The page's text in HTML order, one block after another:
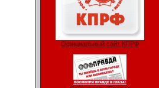
Официальный сайт КПРФ